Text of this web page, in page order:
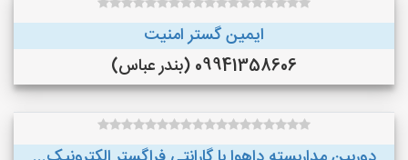
ایمین گستر امنیت
09941358606 (بندر عباس)